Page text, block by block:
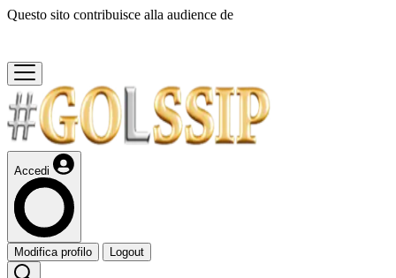
Questo sito contribuisce alla audience de
Accedi
Modifica profilo Logout